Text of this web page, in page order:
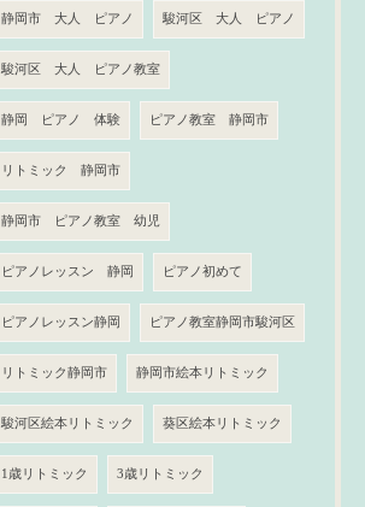
静岡市 大人 ピアノ 駿河区 大人 ピアノ
駿河区 大人 ピアノ教室
静岡 ピアノ 体験 ピアノ教室 静岡市
リトミック 静岡市
静岡市 ピアノ教室 幼児
ピアノレッスン 静岡 ピアノ初めて
ピアノレッスン静岡 ピアノ教室静岡市駿河区
リトミック静岡市 静岡市絵本リトミック
駿河区絵本リトミック 葵区絵本リトミック
1歳リトミック 3歳リトミック